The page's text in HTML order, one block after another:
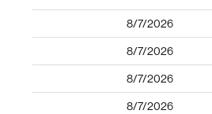
8/7/2026
8/7/2026
8/7/2026
8/7/2026